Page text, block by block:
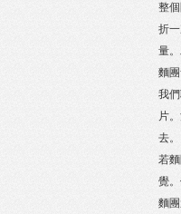
整
折
量
麵
我
片
去。
若
覺
麵